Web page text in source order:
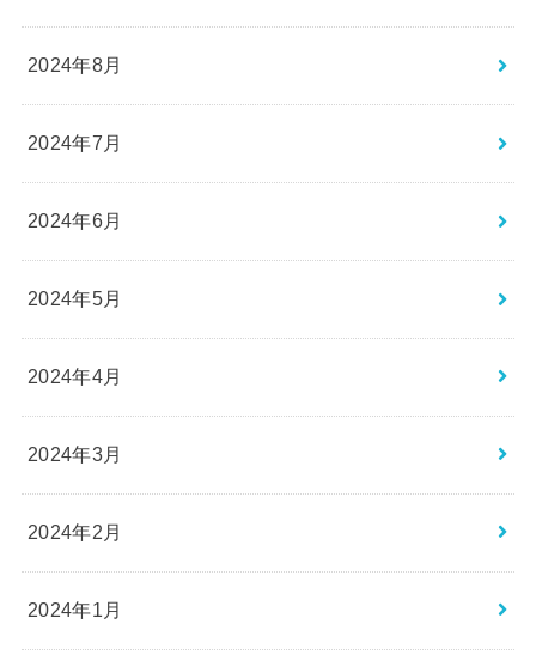
2024年8月
2024年7月
2024年6月
2024年5月
2024年4月
2024年3月
2024年2月
2024年1月